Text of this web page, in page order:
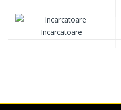
Incarcatoare